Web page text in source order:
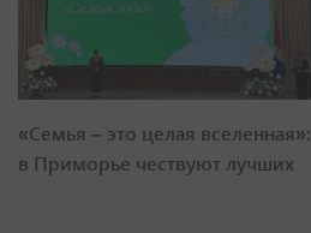
«Семья – это целая вселенная»:
в Приморье чествуют лучших